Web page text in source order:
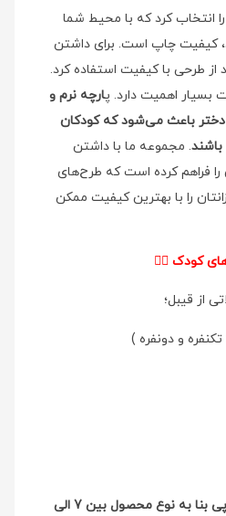
انتخاب کرد که با محیط شما
کیفیت چاپ است. برای داشتن
از طرحی با کیفیت استفاده کرد.
بسیار اهمیت دارد. پارچه نرم و
باعث می‌شود که کودکان
. مجموعه ما با داشتن
را فراهم کرده است که طرح‌های
را با بهترین کیفیت ممکن
کودک 👉🏻
از قیبل؛
و دونفره )
تمام محصولات چاپی بنا به نوع محصول بین 7 الی